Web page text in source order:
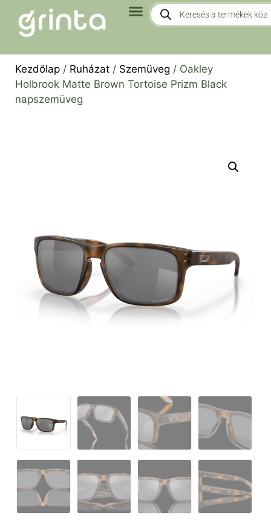
Kezdőlap / Ruházat / Szemüveg / Oakley
Holbrook Matte Brown Tortoise Prizm Black
napszemüveg